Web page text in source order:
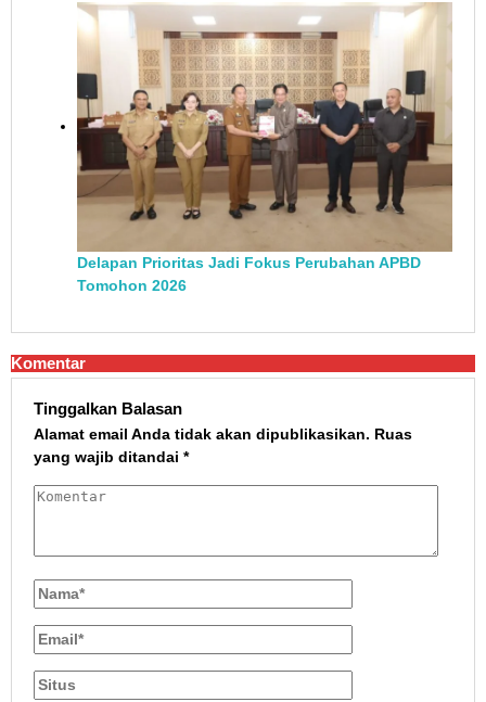
Delapan Prioritas Jadi Fokus Perubahan APBD
Tomohon 2026
Komentar
Tinggalkan Balasan
Alamat email Anda tidak akan dipublikasikan. Ruas
yang wajib ditandai *